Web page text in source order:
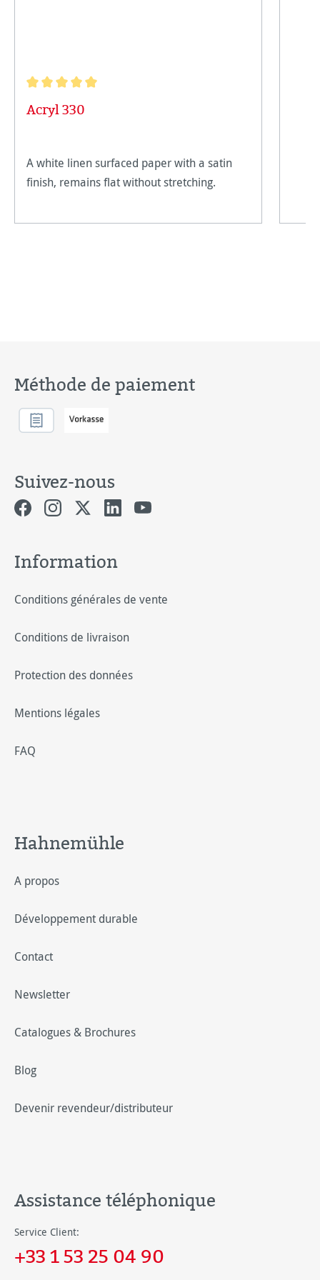
Acryl 330
A white linen surfaced paper with a satin
finish, remains flat without stretching.
Méthode de paiement
Suivez-nous
Information
Conditions générales de vente
Conditions de livraison
Protection des données
Mentions légales
FAQ
Hahnemühle
A propos
Développement durable
Contact
Newsletter
Catalogues & Brochures
Blog
Devenir revendeur/distributeur
Assistance téléphonique
Service Client:
+33 1 53 25 04 90